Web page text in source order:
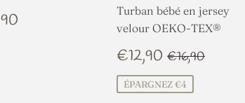
Turban bébé en jersey
velour OEKO-TEX®
PRIX
RÉDUIT
€12,90 €12,90
PRIX
€16,90
ÉPARGNEZ €4